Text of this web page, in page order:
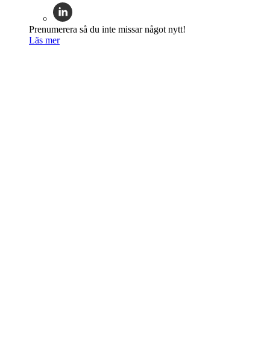
Prenumerera så du inte missar något nytt!
Läs mer